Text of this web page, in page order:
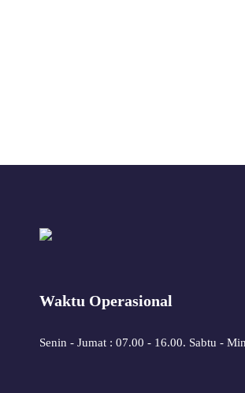
Waktu Operasional
Senin - Jumat : 07.00 - 16.00. Sabtu -